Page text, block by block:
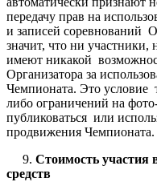
передачу прав на
и записей соревнований
значит, что ни участники,
имеют никакой
Организатора за
Чемпионата. Это условие
либо ограничений на
публиковаться или
продвижения Чемпионата.
9. Стоимость участия
средств